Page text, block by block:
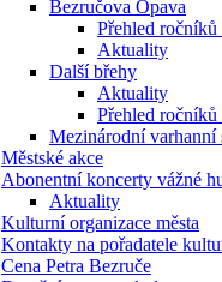
Bezručova Opava
Přehled
Aktuality
Další břehy
Aktuality
Přehled
Mezinárodní varhanní
Městské akce
Abonentní koncerty vážné
Aktuality
Kulturní organizace města
Kontakty na pořadatele
Cena Petra Bezruče